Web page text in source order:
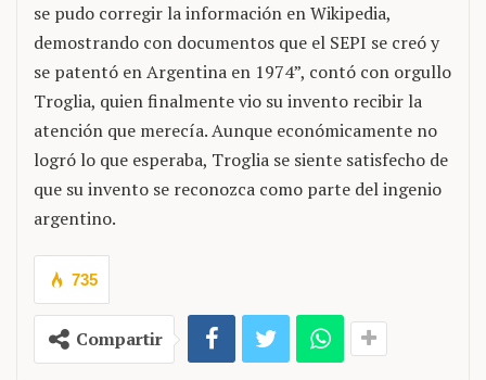
se pudo corregir la información en Wikipedia,
demostrando con documentos que el SEPI se creó y
se patentó en Argentina en 1974”, contó con orgullo
Troglia, quien finalmente vio su invento recibir la
atención que merecía. Aunque económicamente no
logró lo que esperaba, Troglia se siente satisfecho de
que su invento se reconozca como parte del ingenio
argentino.
735
Compartir